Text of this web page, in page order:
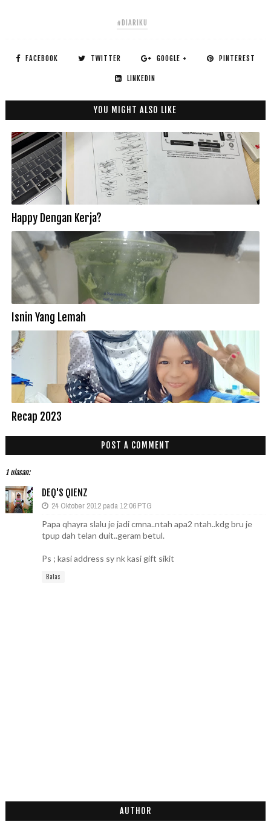
#DIARIKU
FACEBOOK TWITTER GOOGLE + PINTEREST
LINKEDIN
YOU MIGHT ALSO LIKE
Happy Dengan Kerja?
Isnin Yang Lemah
Recap 2023
POST A COMMENT
1 ulasan:
DEQ'S QIENZ
24 Oktober 2012 pada 12:06 PTG
Papa qhayra slalu je jadi cmna..ntah apa2 ntah..kdg bru je
tpup dah telan duit..geram betul.
Ps ; kasi address sy nk kasi gift sikit
Balas
AUTHOR